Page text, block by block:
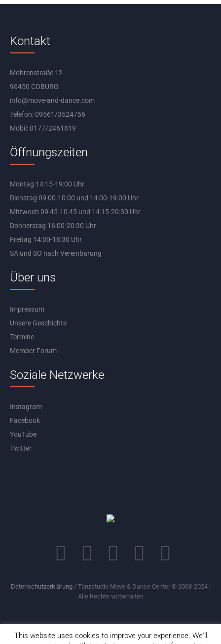
Kontakt
Mohrenstraße 12
96450 COBURG
info@move-and-dance.com
Telefon: 09561/3524756
Mobil: 0177/2461819
Öffnungszeiten
Montag 14:15-19:00 Uhr
Dienstag 09:00-10:00 und 14:00-19:00 Uhr
Mittwoch 09:45-10:45 und 14:15-20:30 Uhr
Donnerstag 16:00-20:30 Uhr
Freitag 14:00-18:30 Uhr
SA und SO nach Vereinbarung
Über uns
Impressum
Unsere Geschichte
Termine
Member Forum
Soziale Netzwerke
Instagram
Facebook
YouTube
Twitter
Datenschutzerklärung/ Tanzstudio Move & Dance Center © 2008-2024 |
Alle Rechte vorbehalten
This website uses cookies to improve your experience. We'll